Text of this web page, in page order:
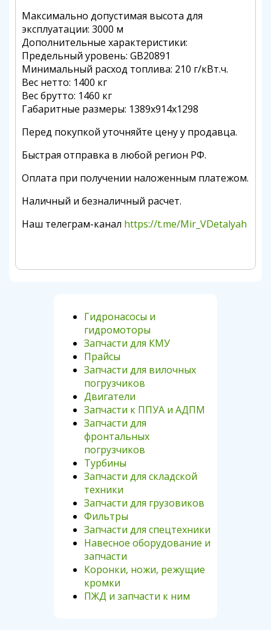
Максимально допустимая высота для
эксплуатации: 3000 м
Дополнительные характеристики:
Предельный уровень: GB20891
Минимальный расход топлива: 210 г/кВт.ч.
Вес нетто: 1400 кг
Вес брутто: 1460 кг
Габаритные размеры: 1389х914х1298
Перед покупкой уточняйте цену у продавца.
Быстрая отправка в любой регион РФ.
Оплата при получении наложенным платежом.
Наличный и безналичный расчет.
Наш телеграм-канал https://t.me/Mir_VDetalyah
Гидронасосы и
гидромоторы
Запчасти для КМУ
Прайсы
Запчасти для вилочных
погрузчиков
Двигатели
Запчасти к ППУА и АДПМ
Запчасти для
фронтальных
погрузчиков
Турбины
Запчасти для складской
техники
Запчасти для грузовиков
Фильтры
Запчасти для спецтехники
Навесное оборудование и
запчасти
Коронки, ножи, режущие
кромки
ПЖД и запчасти к ним